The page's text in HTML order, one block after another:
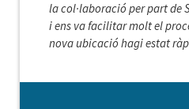
la col·laboració per part de
i ens va facilitar molt el
nova ubicació hagi estat